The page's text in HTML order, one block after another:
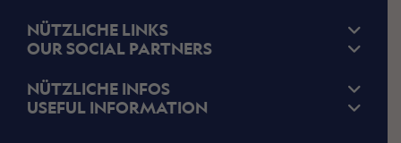
NÜTZLICHE LINKS
OUR SOCIAL PARTNERS
NÜTZLICHE INFOS
USEFUL INFORMATION